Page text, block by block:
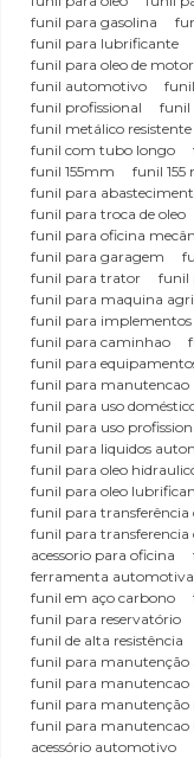
funil para gasolina
funil para lubrificante
funil para oleo de motor
funil automotivo
funil profissional
funil
funil metálico resistente
funil com tubo longo
funil 155mm
funil 155
funil para
funil para troca de oleo
funil para oficina
funil para garagem
funil para trator
funil
funil para maquina
funil para implementos
funil para caminhao
funil para
funil para manutencao
funil para uso
funil para uso
funil para liquidos
funil para oleo
funil para oleo
funil para transferência
funil para transferencia
acessorio para oficina
ferramenta automotiva
funil em aço carbono
funil para reservatório
funil de alta resistência
funil para
funil para
funil para manutenção
funil para manutencao
acessório automotivo